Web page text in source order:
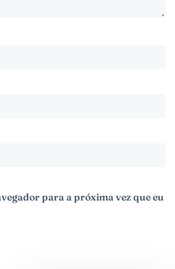
para a próxima vez que eu